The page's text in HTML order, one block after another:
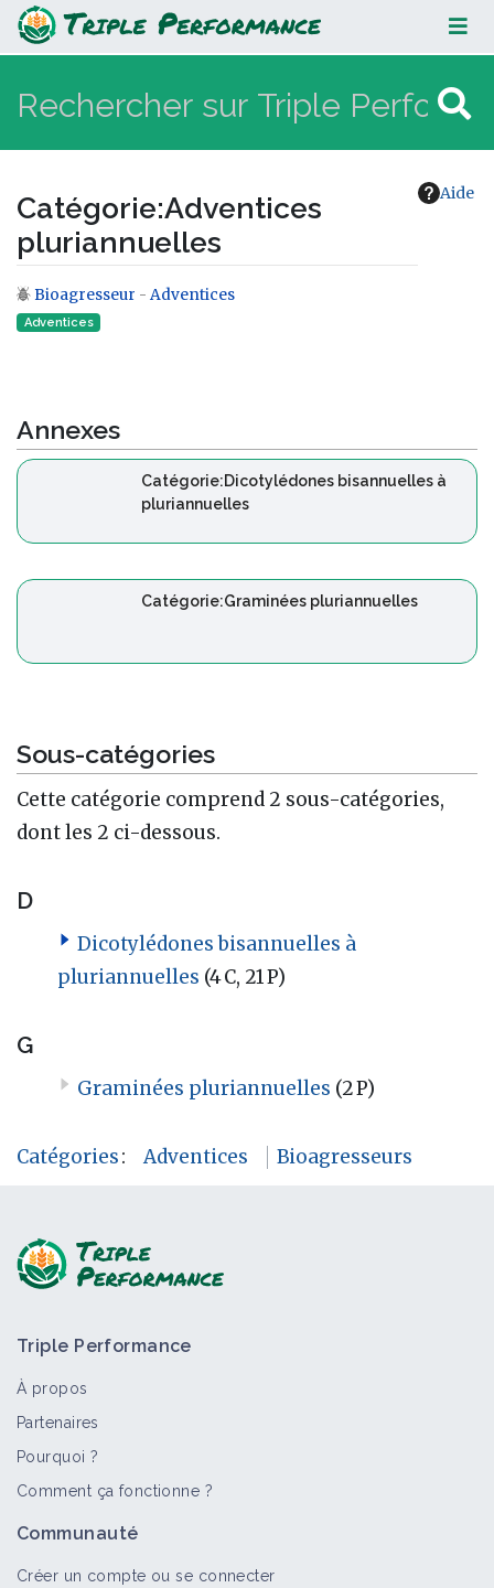
Adventices pluriannuelles
Aide
Catégorie:Adventices
pluriannuelles
Aller à :navigation,rechercher
Bioagresseur - Adventices
Adventices
Annexes
Catégorie:Dicotylédones bisannuelles à
pluriannuelles
Catégorie:Graminées pluriannuelles
Sous-catégories
Cette catégorie comprend 2 sous-catégories,
dont les 2 ci-dessous.
D
Dicotylédones bisannuelles à
pluriannuelles (4 C, 21 P)
G
Graminées pluriannuelles (2 P)
Catégories: Adventices Bioagresseurs
Triple Performance
À propos
Partenaires
Pourquoi ?
Comment ça fonctionne ?
Communauté
Créer un compte ou se connecter